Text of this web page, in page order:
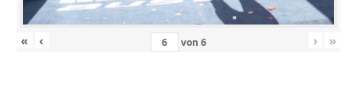
« ‹ von 6 › »